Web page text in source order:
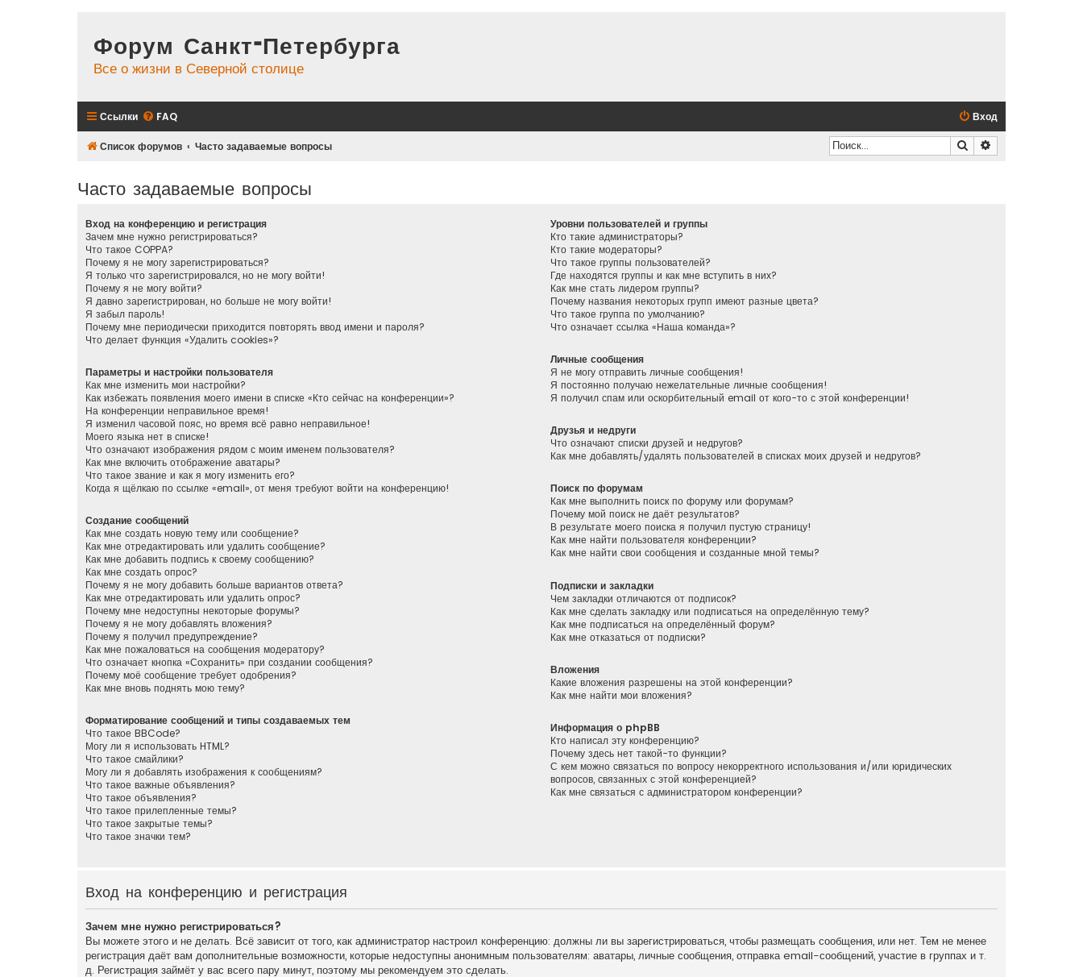
Форум Санкт-Петербурга
Все о жизни в Северной столице
Ссылки FAQ Вход
Список форумов Часто задаваемые вопросы Поиск
Часто задаваемые вопросы
Вход на конференцию и регистрация
Зачем мне нужно регистрироваться?
Что такое COPPA?
Почему я не могу зарегистрироваться?
Я только что зарегистрировался, но не могу войти!
Почему я не могу войти?
Я давно зарегистрирован, но больше не могу войти!
Я забыл пароль!
Почему мне периодически приходится повторять ввод имени и пароля?
Что делает функция «Удалить cookies»?
Параметры и настройки пользователя
Как мне изменить мои настройки?
Как избежать появления моего имени в списке «Кто сейчас на конференции»?
На конференции неправильное время!
Я изменил часовой пояс, но время всё равно неправильное!
Моего языка нет в списке!
Что означают изображения рядом с моим именем пользователя?
Как мне включить отображение аватары?
Что такое звание и как я могу изменить его?
Когда я щёлкаю по ссылке «email», от меня требуют войти на конференцию!
Создание сообщений
Как мне создать новую тему или сообщение?
Как мне отредактировать или удалить сообщение?
Как мне добавить подпись к своему сообщению?
Как мне создать опрос?
Почему я не могу добавить больше вариантов ответа?
Как мне отредактировать или удалить опрос?
Почему мне недоступны некоторые форумы?
Почему я не могу добавлять вложения?
Почему я получил предупреждение?
Как мне пожаловаться на сообщения модератору?
Что означает кнопка «Сохранить» при создании сообщения?
Почему моё сообщение требует одобрения?
Как мне вновь поднять мою тему?
Форматирование сообщений и типы создаваемых тем
Что такое BBCode?
Могу ли я использовать HTML?
Что такое смайлики?
Могу ли я добавлять изображения к сообщениям?
Что такое важные объявления?
Что такое объявления?
Что такое прилепленные темы?
Что такое закрытые темы?
Что такое значки тем?
Уровни пользователей и группы
Кто такие администраторы?
Кто такие модераторы?
Что такое группы пользователей?
Где находятся группы и как мне вступить в них?
Как мне стать лидером группы?
Почему названия некоторых групп имеют разные цвета?
Что такое группа по умолчанию?
Что означает ссылка «Наша команда»?
Личные сообщения
Я не могу отправить личные сообщения!
Я постоянно получаю нежелательные личные сообщения!
Я получил спам или оскорбительный email от кого-то с этой конференции!
Друзья и недруги
Что означают списки друзей и недругов?
Как мне добавлять/удалять пользователей в списках моих друзей и недругов?
Поиск по форумам
Как мне выполнить поиск по форуму или форумам?
Почему мой поиск не даёт результатов?
В результате моего поиска я получил пустую страницу!
Как мне найти пользователя конференции?
Как мне найти свои сообщения и созданные мной темы?
Подписки и закладки
Чем закладки отличаются от подписок?
Как мне сделать закладку или подписаться на определённую тему?
Как мне подписаться на определённый форум?
Как мне отказаться от подписки?
Вложения
Какие вложения разрешены на этой конференции?
Как мне найти мои вложения?
Информация о phpBB
Кто написал эту конференцию?
Почему здесь нет такой-то функции?
С кем можно связаться по вопросу некорректного использования и/или юридических
вопросов, связанных с этой конференцией?
Как мне связаться с администратором конференции?
Вход на конференцию и регистрация
Зачем мне нужно регистрироваться?
Вы можете этого и не делать. Всё зависит от того, как администратор настроил конференцию: должны ли вы зарегистрироваться, чтобы размещать сообщения, или нет. Тем не менее
регистрация даёт вам дополнительные возможности, которые недоступны анонимным пользователям: аватары, личные сообщения, отправка email-сообщений, участие в группах и т.
д. Регистрация займёт у вас всего пару минут, поэтому мы рекомендуем это сделать.